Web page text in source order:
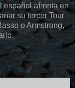
español afronta en
su tercer Tour
o Armstrong,